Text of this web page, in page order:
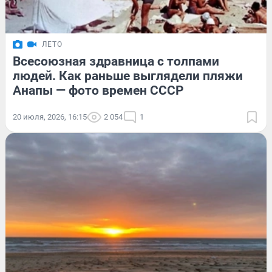
ЛЕТО
Всесоюзная здравница с толпами
людей. Как раньше выглядели пляжи
Анапы — фото времен СССР
20 июля, 2026, 16:15 2 054 1